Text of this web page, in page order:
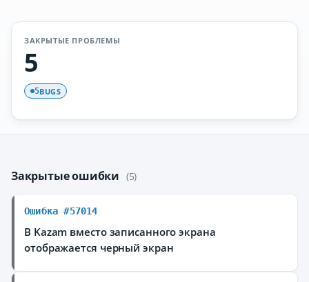
ЗАКРЫТЫЕ ПРОБЛЕМЫ
5
5BUGS
Закрытые ошибки (5)
Ошибка #57014
В Kazam вместо записанного экрана
отображается черный экран